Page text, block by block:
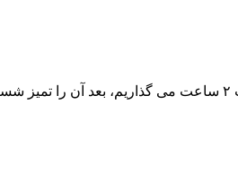
بادنجان ها را پوست گرفته و روی آن نمک پاشیده و در